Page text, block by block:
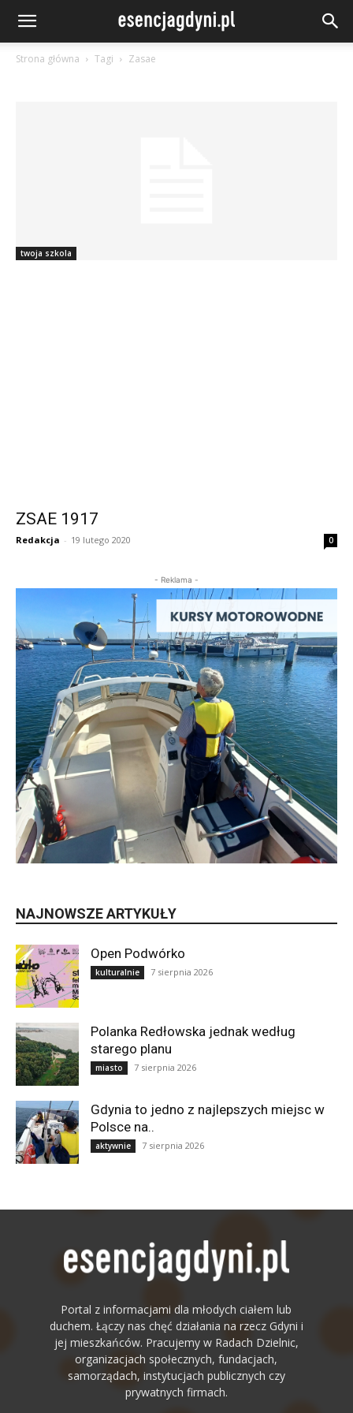
Strona główna Tagi Zasae
twoja szkola
ZSAE 1917
Redakcja - 19 lutego 2020 0
- Reklama -
NAJNOWSZE ARTYKUŁY
Open Podwórko
kulturalnie 7 sierpnia 2026
Polanka Redłowska jednak według
starego planu
miasto 7 sierpnia 2026
Gdynia to jedno z najlepszych miejsc w
Polsce na..
aktywnie 7 sierpnia 2026
Portal z informacjami dla młodych ciałem lub
duchem. Łączy nas chęć działania na rzecz Gdyni i
jej mieszkańców. Pracujemy w Radach Dzielnic,
organizacjach społecznych, fundacjach,
samorządach, instytucjach publicznych czy
prywatnych firmach.